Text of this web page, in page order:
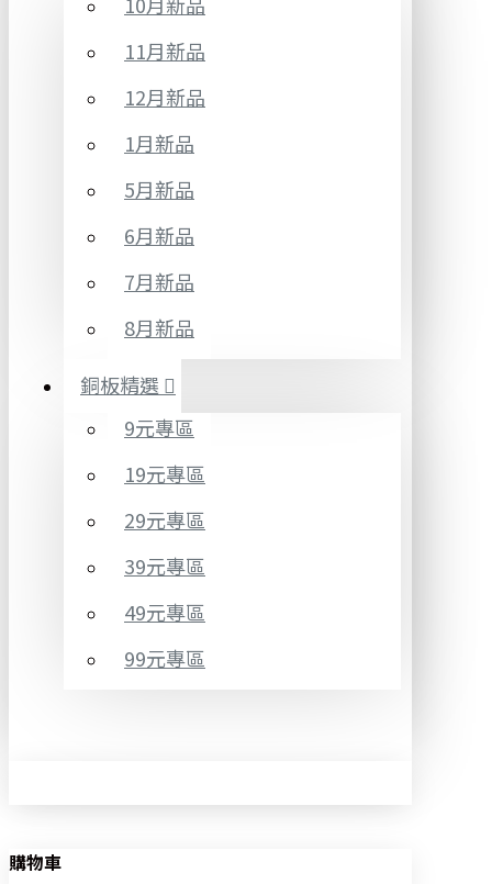
11月新品
12月新品
1月新品
5月新品
6月新品
7月新品
8月新品
銅板精選
9元專區
19元專區
29元專區
39元專區
49元專區
99元專區
購物車